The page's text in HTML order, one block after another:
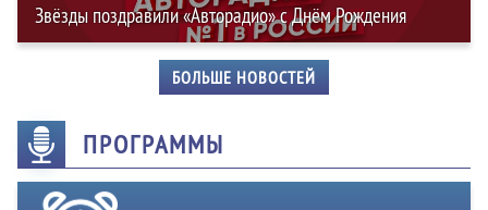
Звёзды поздравили «Авторадио» с Днём Рождения
БОЛЬШЕ НОВОСТЕЙ
ПРОГРАММЫ